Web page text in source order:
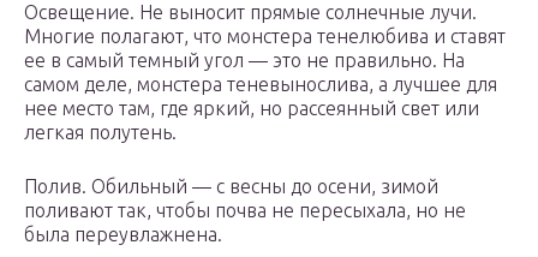
Освещение. Не выносит прямые солнечные лучи.
Многие полагают, что монстера тенелюбива и ставят
ее в самый темный угол — это не правильно. На
самом деле, монстера теневынослива, а лучшее для
нее место там, где яркий, но рассеянный свет или
легкая полутень.
Полив. Обильный — с весны до осени, зимой
поливают так, чтобы почва не пересыхала, но не
была переувлажнена.